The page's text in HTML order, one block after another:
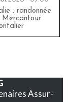
: randonnée
Mercantour
Assur-